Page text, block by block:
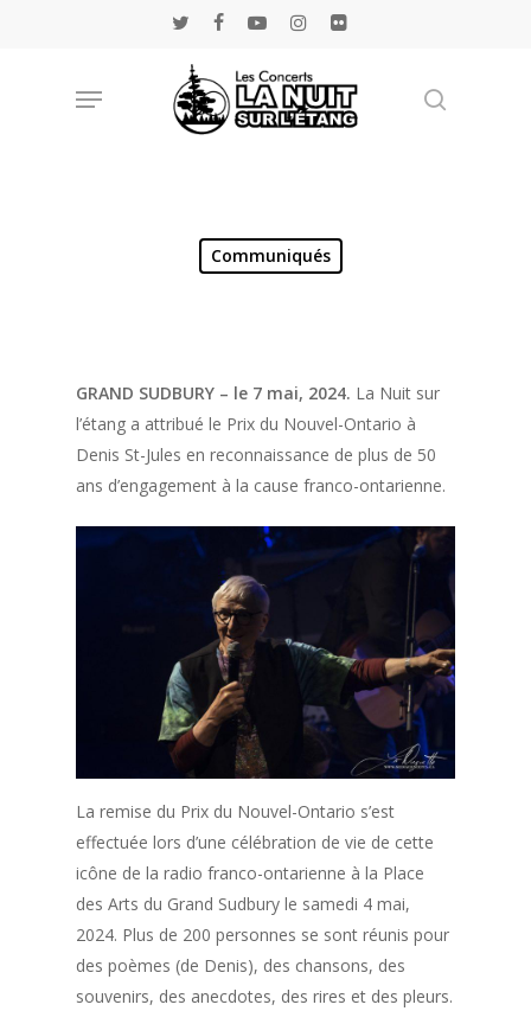
twitter facebookyoutubeinstagram
flickr
Rechercher
Menu
Communiqués
GRAND SUDBURY – le 7 mai, 2024. La Nuit sur
l’étang a attribué le Prix du Nouvel-Ontario à
Denis St-Jules en reconnaissance de plus de 50
ans d’engagement à la cause franco-ontarienne.
La remise du Prix du Nouvel-Ontario s’est
effectuée lors d’une célébration de vie de cette
icône de la radio franco-ontarienne à la Place
des Arts du Grand Sudbury le samedi 4 mai,
2024. Plus de 200 personnes se sont réunis pour
des poèmes (de Denis), des chansons, des
souvenirs, des anecdotes, des rires et des pleurs.